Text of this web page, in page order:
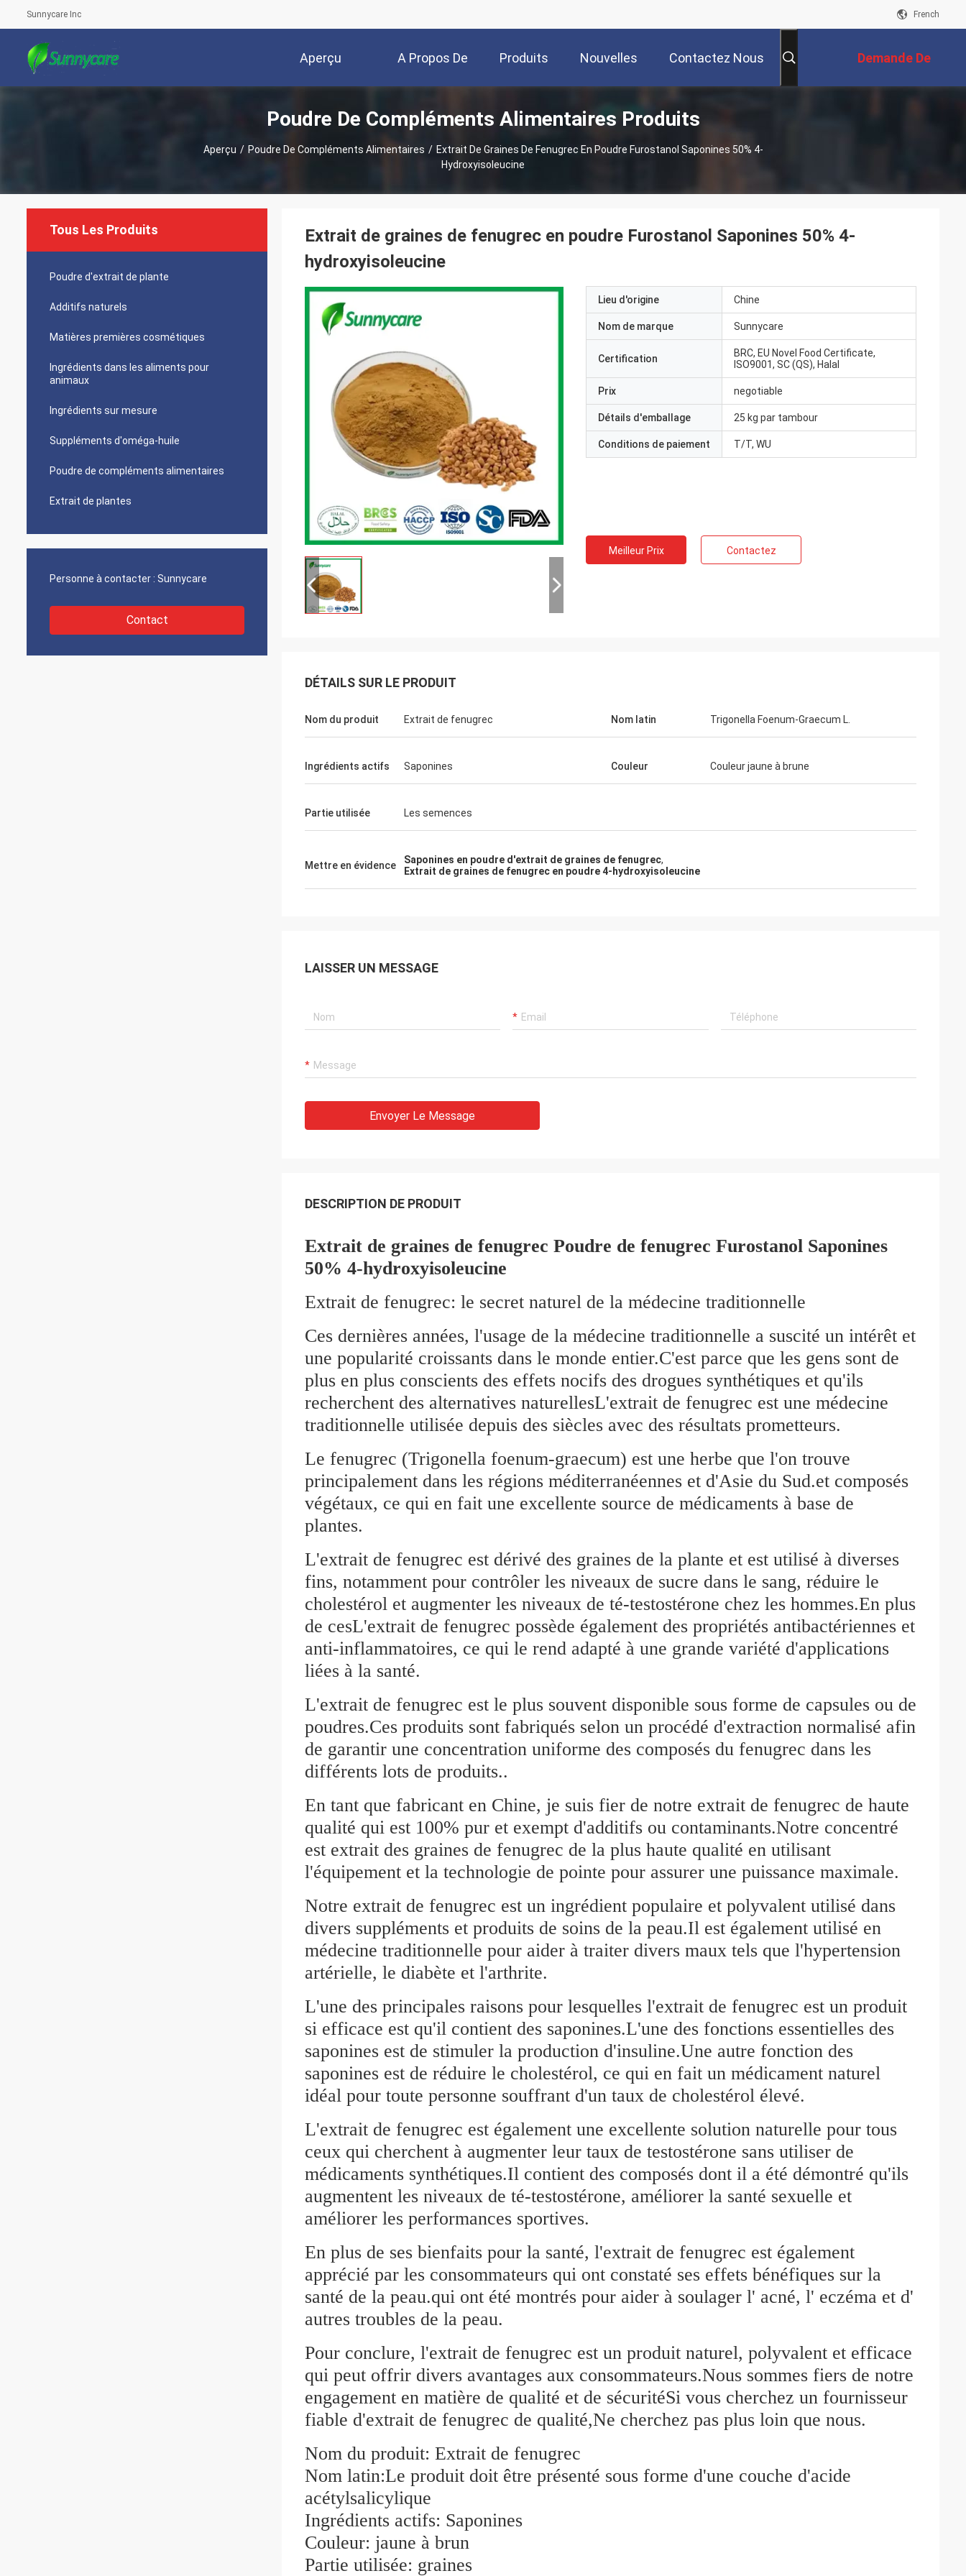
Sunnycare Inc French
Aperçu A Propos De
Nous
Produits Nouvelles Contactez Nous Demande De
Soumission
Poudre De Compléments Alimentaires Produits
Aperçu / Poudre De Compléments Alimentaires / Extrait De Graines De Fenugrec En Poudre Furostanol Saponines 50% 4-
Hydroxyisoleucine
Tous Les Produits
Poudre d'extrait de plante
Additifs naturels
Matières premières cosmétiques
Ingrédients dans les aliments pour
animaux
Ingrédients sur mesure
Suppléments d'oméga-huile
Poudre de compléments alimentaires
Extrait de plantes
Personne à contacter : Sunnycare
Contact
Extrait de graines de fenugrec en poudre Furostanol Saponines 50% 4-
hydroxyisoleucine
Lieu d'origine Chine
Nom de marque Sunnycare
Certification
BRC, EU Novel Food Certificate,
ISO9001, SC (QS), Halal
Prix negotiable
Détails d'emballage 25 kg par tambour
Conditions de paiement T/T, WU
Meilleur Prix Contactez
DÉTAILS SUR LE PRODUIT
Nom du produit Extrait de fenugrec Nom latin Trigonella Foenum-Graecum L.
Ingrédients actifs Saponines Couleur Couleur jaune à brune
Partie utilisée Les semences
Mettre en évidence Saponines en poudre d'extrait de graines de fenugrec,
Extrait de graines de fenugrec en poudre 4-hydroxyisoleucine
LAISSER UN MESSAGE
Envoyer Le Message
DESCRIPTION DE PRODUIT
Extrait de graines de fenugrec Poudre de fenugrec Furostanol Saponines
50% 4-hydroxyisoleucine
Extrait de fenugrec: le secret naturel de la médecine traditionnelle
Ces dernières années, l'usage de la médecine traditionnelle a suscité un intérêt et
une popularité croissants dans le monde entier.C'est parce que les gens sont de
plus en plus conscients des effets nocifs des drogues synthétiques et qu'ils
recherchent des alternatives naturellesL'extrait de fenugrec est une médecine
traditionnelle utilisée depuis des siècles avec des résultats prometteurs.
Le fenugrec (Trigonella foenum-graecum) est une herbe que l'on trouve
principalement dans les régions méditerranéennes et d'Asie du Sud.et composés
végétaux, ce qui en fait une excellente source de médicaments à base de
plantes.
L'extrait de fenugrec est dérivé des graines de la plante et est utilisé à diverses
fins, notamment pour contrôler les niveaux de sucre dans le sang, réduire le
cholestérol et augmenter les niveaux de té-testostérone chez les hommes.En plus
de cesL'extrait de fenugrec possède également des propriétés antibactériennes et
anti-inflammatoires, ce qui le rend adapté à une grande variété d'applications
liées à la santé.
L'extrait de fenugrec est le plus souvent disponible sous forme de capsules ou de
poudres.Ces produits sont fabriqués selon un procédé d'extraction normalisé afin
de garantir une concentration uniforme des composés du fenugrec dans les
différents lots de produits..
En tant que fabricant en Chine, je suis fier de notre extrait de fenugrec de haute
qualité qui est 100% pur et exempt d'additifs ou contaminants.Notre concentré
est extrait des graines de fenugrec de la plus haute qualité en utilisant
l'équipement et la technologie de pointe pour assurer une puissance maximale.
Notre extrait de fenugrec est un ingrédient populaire et polyvalent utilisé dans
divers suppléments et produits de soins de la peau.Il est également utilisé en
médecine traditionnelle pour aider à traiter divers maux tels que l'hypertension
artérielle, le diabète et l'arthrite.
L'une des principales raisons pour lesquelles l'extrait de fenugrec est un produit
si efficace est qu'il contient des saponines.L'une des fonctions essentielles des
saponines est de stimuler la production d'insuline.Une autre fonction des
saponines est de réduire le cholestérol, ce qui en fait un médicament naturel
idéal pour toute personne souffrant d'un taux de cholestérol élevé.
L'extrait de fenugrec est également une excellente solution naturelle pour tous
ceux qui cherchent à augmenter leur taux de testostérone sans utiliser de
médicaments synthétiques.Il contient des composés dont il a été démontré qu'ils
augmentent les niveaux de té-testostérone, améliorer la santé sexuelle et
améliorer les performances sportives.
En plus de ses bienfaits pour la santé, l'extrait de fenugrec est également
apprécié par les consommateurs qui ont constaté ses effets bénéfiques sur la
santé de la peau.qui ont été montrés pour aider à soulager l' acné, l' eczéma et d'
autres troubles de la peau.
Pour conclure, l'extrait de fenugrec est un produit naturel, polyvalent et efficace
qui peut offrir divers avantages aux consommateurs.Nous sommes fiers de notre
engagement en matière de qualité et de sécuritéSi vous cherchez un fournisseur
fiable d'extrait de fenugrec de qualité,Ne cherchez pas plus loin que nous.
Nom du produit: Extrait de fenugrec
Nom latin:Le produit doit être présenté sous forme d'une couche d'acide
acétylsalicylique
Ingrédients actifs: Saponines
Couleur: jaune à brun
Partie utilisée: graines